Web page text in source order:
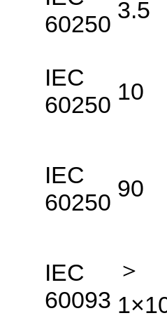
60250
3.5
IEC
60250 10
IEC
60250
90
IEC
60093
＞